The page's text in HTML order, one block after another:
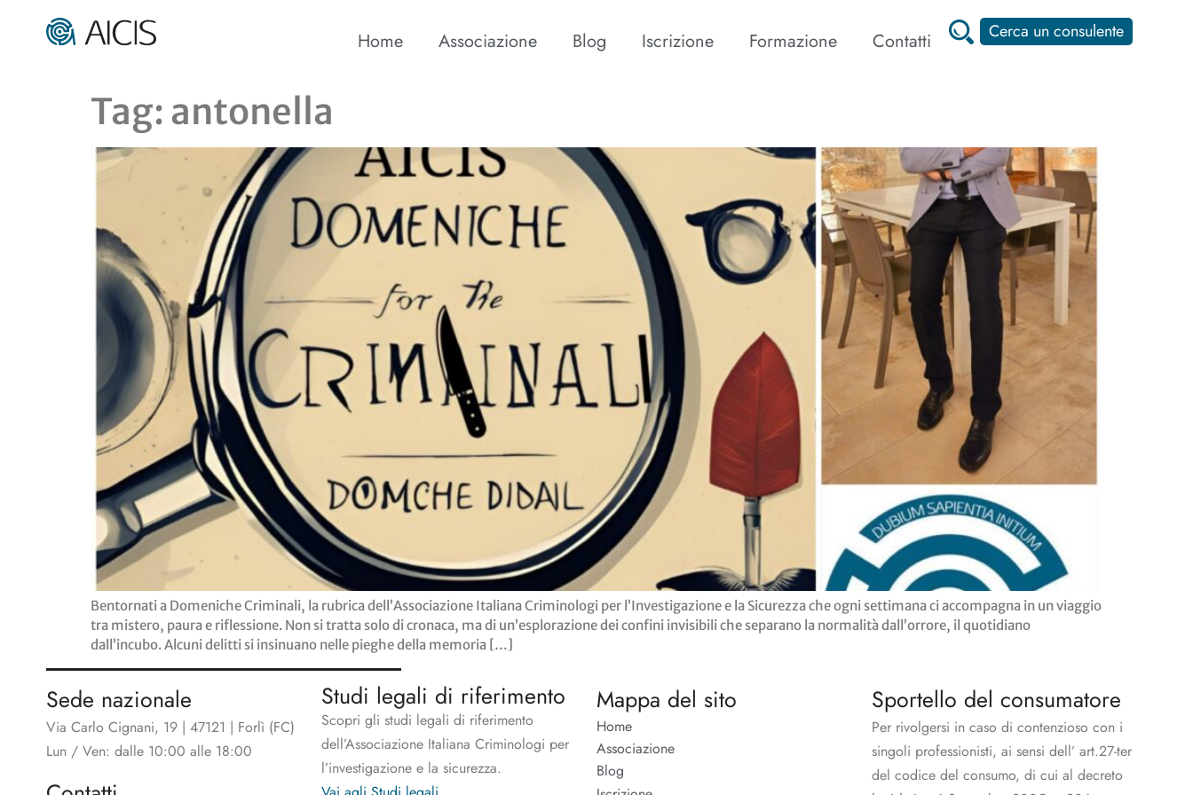
Home Associazione Blog Iscrizione Formazione Contatti Cerca un consulente
Tag: antonella
Bentornati a Domeniche Criminali, la rubrica dell’Associazione Italiana Criminologi per l’Investigazione e la Sicurezza che ogni settimana ci accompagna in un viaggio
tra mistero, paura e riflessione. Non si tratta solo di cronaca, ma di un’esplorazione dei confini invisibili che separano la normalità dall’orrore, il quotidiano
dall’incubo. Alcuni delitti si insinuano nelle pieghe della memoria […]
Sede nazionale
Via Carlo Cignani, 19 | 47121 | Forlì (FC)
Lun / Ven: dalle 10:00 alle 18:00
Studi legali di riferimento
Scopri gli studi legali di riferimento
dell’Associazione Italiana Criminologi per
l’investigazione e la sicurezza.
Mappa del sito
Home
Associazione
Blog
Sportello del consumatore
Per rivolgersi in caso di contenzioso con i
singoli professionisti, ai sensi dell’ art.27-ter
del codice del consumo, di cui al decreto